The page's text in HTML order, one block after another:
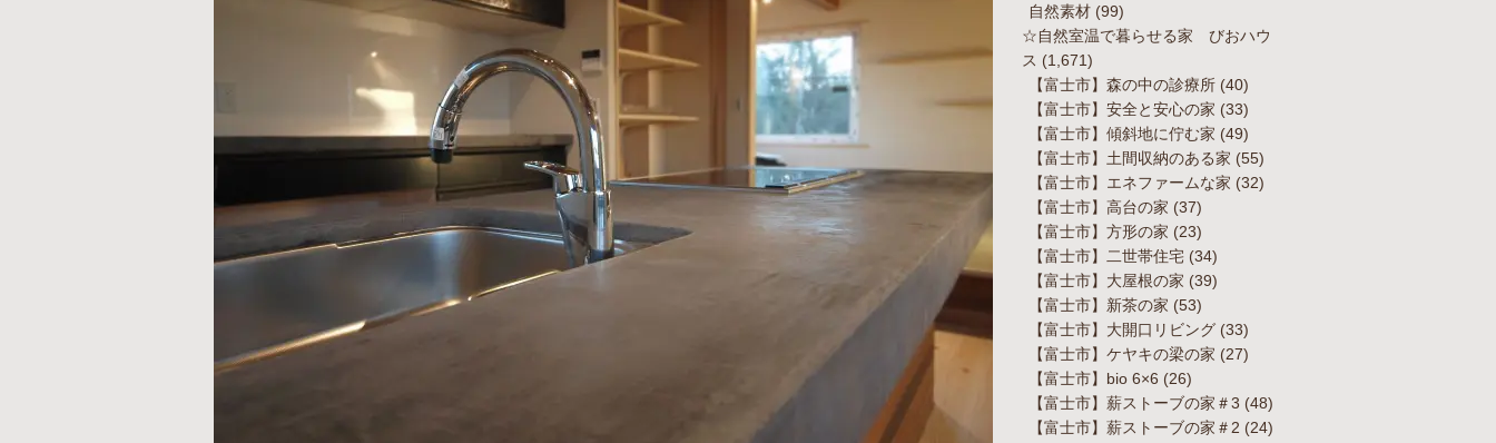
自然素材 (99)
☆自然室温で暮らせる家 びおハウ
ス (1,671)
【富士市】森の中の診療所 (40)
【富士市】安全と安心の家 (33)
【富士市】傾斜地に佇む家 (49)
【富士市】土間収納のある家 (55)
【富士市】エネファームな家 (32)
【富士市】高台の家 (37)
【富士市】方形の家 (23)
【富士市】二世帯住宅 (34)
【富士市】大屋根の家 (39)
【富士市】新茶の家 (53)
【富士市】大開口リビング (33)
【富士市】ケヤキの梁の家 (27)
【富士市】bio 6×6 (26)
【富士市】薪ストーブの家＃3 (48)
【富士市】薪ストーブの家＃2 (24)